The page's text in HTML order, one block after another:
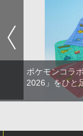
ポケモンコラ
2026」をひと